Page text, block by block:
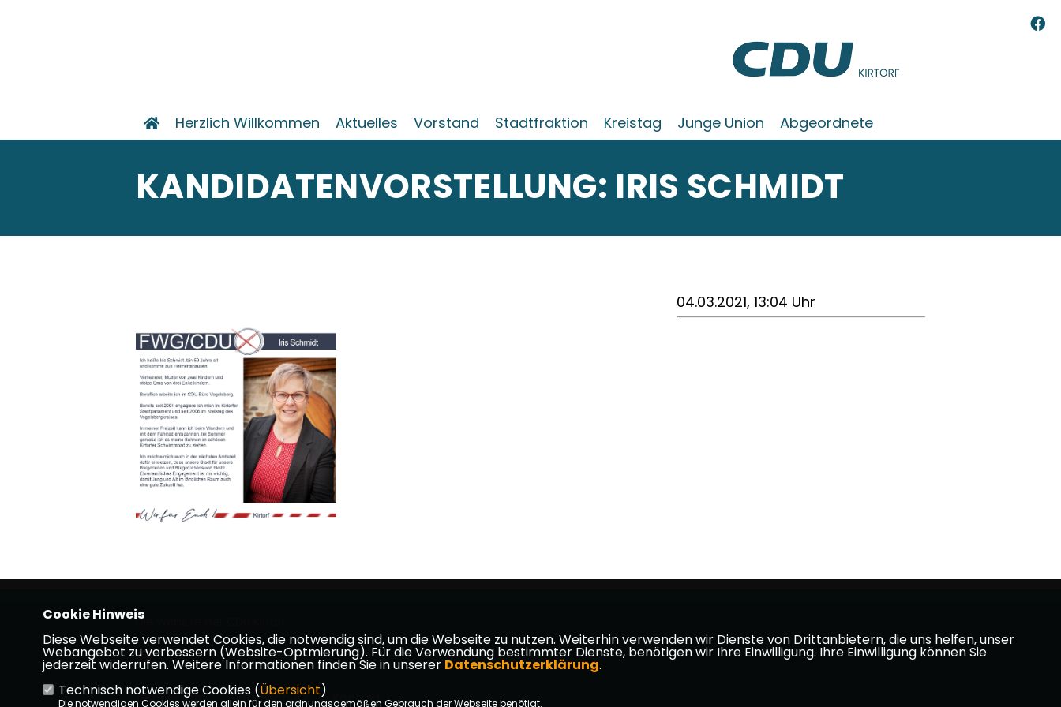
Herzlich Willkommen Aktuelles Vorstand Stadtfraktion Kreistag Junge Union
Abgeordnete
KANDIDATENVORSTELLUNG: IRIS SCHMIDT
04.03.2021, 13:04 Uhr
Die Website der CDU Kirtorf
Impressum Datenschutz Kontakt
Cookie Hinweis
Diese Webseite verwendet Cookies, die notwendig sind, um die Webseite zu nutzen. Weiterhin verwenden wir Dienste von Drittanbietern, die uns helfen, unser
Webangebot zu verbessern (Website-Optmierung). Für die Verwendung bestimmter Dienste, benötigen wir Ihre Einwilligung. Ihre Einwilligung können Sie
jederzeit widerrufen. Weitere Informationen finden Sie in unserer Datenschutzerklärung.
Technisch notwendige Cookies (Übersicht)
Die notwendigen Cookies werden allein für den ordnungsgemäßen Gebrauch der Webseite benötigt.